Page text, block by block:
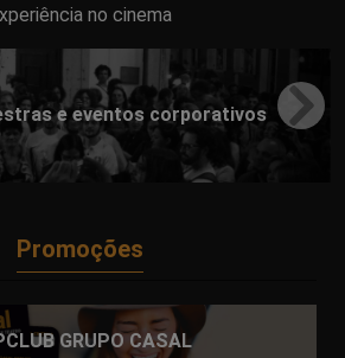
no cinema
e eventos corporativos
Promoções
GRUPO CASAL